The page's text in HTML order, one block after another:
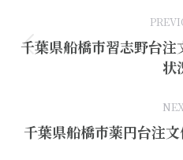
千葉県船橋市習志野台
状
千葉県船橋市薬円台注